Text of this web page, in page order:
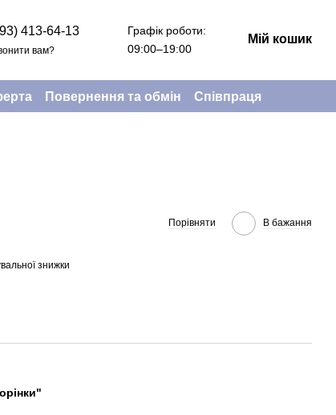
413-64-13
вам?
Графік роботи:
09:00–19:00
Мій кошик
Повернення та обмін Співпраця
Порівняти В бажання
знижки